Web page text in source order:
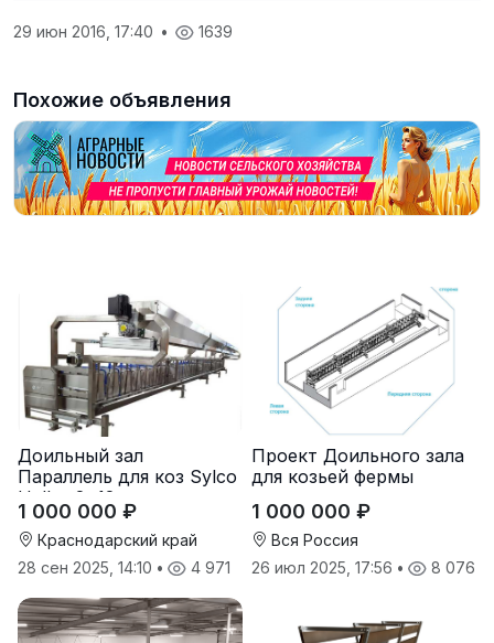
29 июн 2016, 17:40 • 1639
Похожие объявления
Доильный зал
Параллель для коз Sylco
Hellas 2*12
1 000 000 ₽
Краснодарский край
28 сен 2025, 14:10 • 4 971
Проект Доильного зала
для козьей фермы
1 000 000 ₽
Вся Россия
26 июл 2025, 17:56 • 8 076